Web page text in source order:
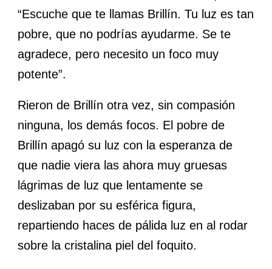
“Escuche que te llamas Brillín. Tu luz es tan
pobre, que no podrías ayudarme. Se te
agradece, pero necesito un foco muy
potente”.
Rieron de Brillín otra vez, sin compasión
ninguna, los demás focos. El pobre de
Brillín apagó su luz con la esperanza de
que nadie viera las ahora muy gruesas
lágrimas de luz que lentamente se
deslizaban por su esférica figura,
repartiendo haces de pálida luz en al rodar
sobre la cristalina piel del foquito.